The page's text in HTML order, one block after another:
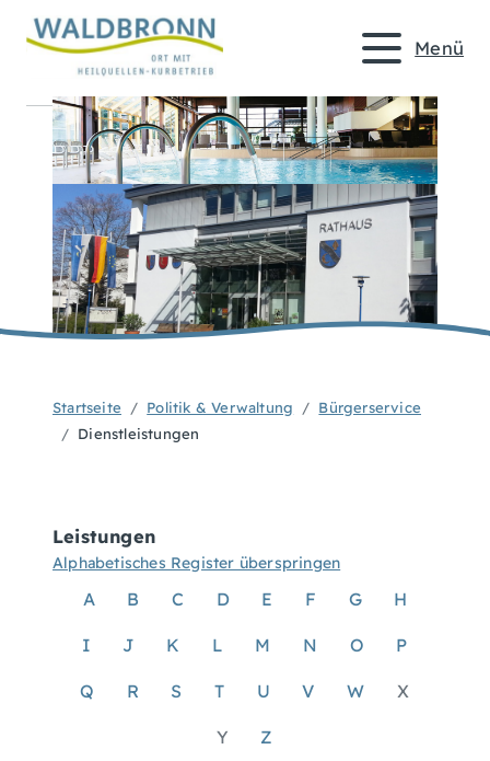
Menü
Startseite Politik & Verwaltung
Bürgerservice
Dienstleistungen
Leistungen
Alphabetisches Register überspringen
A B C D E F G H
I J K L M N O P
Q R S T U V W X
Y Z